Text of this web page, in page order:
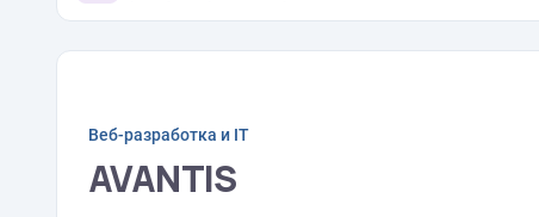
Веб-разработка и IT
AVANTIS